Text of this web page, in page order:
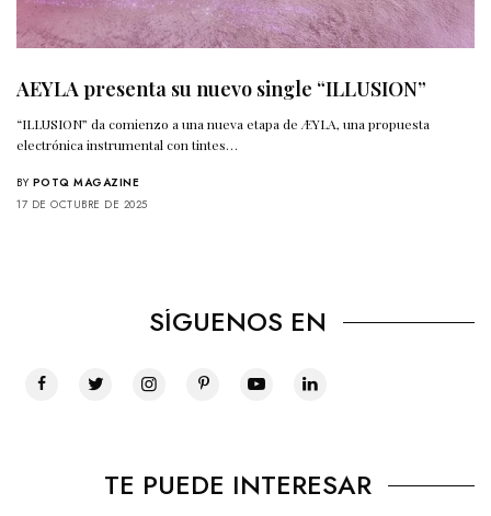
AEYLA presenta su nuevo single “ILLUSION”
“ILLUSION” da comienzo a una nueva etapa de ÆYLA, una propuesta
electrónica instrumental con tintes…
BY POTQ MAGAZINE
17 DE OCTUBRE DE 2025
SÍGUENOS EN
TE PUEDE INTERESAR